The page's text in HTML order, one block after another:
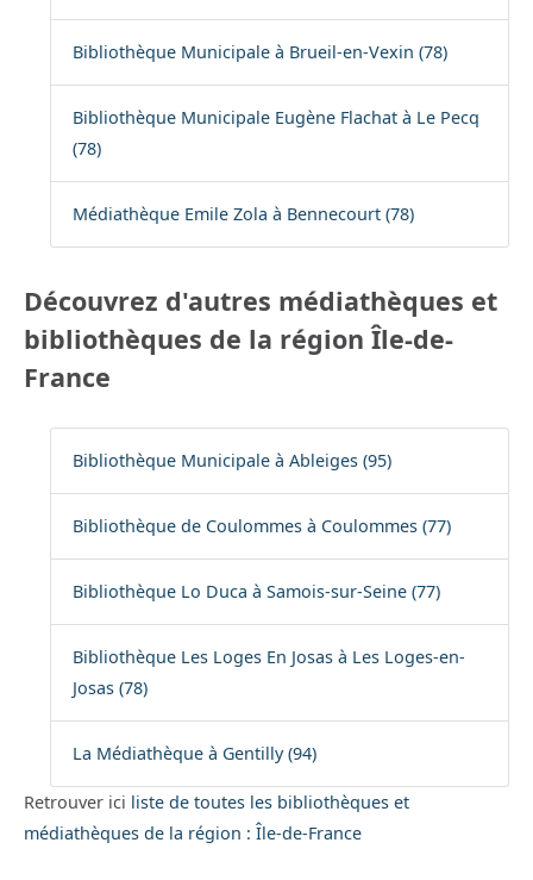
Bibliothèque Municipale à Brueil-en-Vexin (78)
Bibliothèque Municipale Eugène Flachat à Le Pecq
(78)
Médiathèque Emile Zola à Bennecourt (78)
Découvrez d'autres médiathèques et
bibliothèques de la région Île-de-
France
Bibliothèque Municipale à Ableiges (95)
Bibliothèque de Coulommes à Coulommes (77)
Bibliothèque Lo Duca à Samois-sur-Seine (77)
Bibliothèque Les Loges En Josas à Les Loges-en-
Josas (78)
La Médiathèque à Gentilly (94)
Retrouver ici liste de toutes les bibliothèques et
médiathèques de la région : Île-de-France